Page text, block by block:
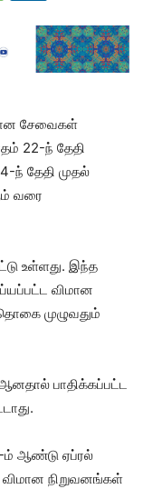
சேவைகள்
22-ந் தேதி
ந் தேதி முதல்
வரை
உள்ளது. இந்த
விமான
முழுவதும்
பாதிக்கப்பட்ட
ம் ஆண்டு ஏப்ரல்
நிறுவனங்கள்